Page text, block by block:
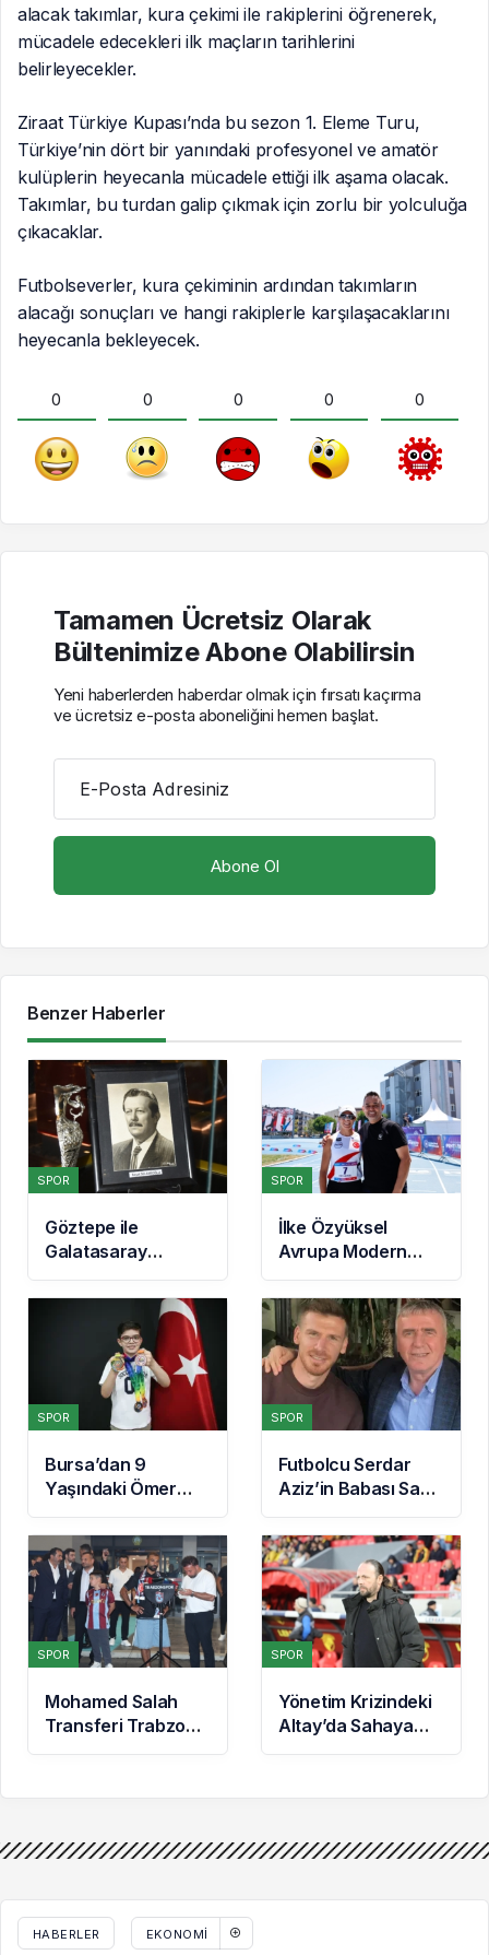
alacak takımlar, kura çekimi ile rakiplerini öğrenerek,
mücadele edecekleri ilk maçların tarihlerini
belirleyecekler.
Ziraat Türkiye Kupası’nda bu sezon 1. Eleme Turu,
Türkiye’nin dört bir yanındaki profesyonel ve amatör
kulüplerin heyecanla mücadele ettiği ilk aşama olacak.
Takımlar, bu turdan galip çıkmak için zorlu bir yolculuğa
çıkacaklar.
Futbolseverler, kura çekiminin ardından takımların
alacağı sonuçları ve hangi rakiplerle karşılaşacaklarını
heyecanla bekleyecek.
0 0 0 0 0
Tamamen Ücretsiz Olarak
Bültenimize Abone Olabilirsin
Yeni haberlerden haberdar olmak için fırsatı kaçırma
ve ücretsiz e-posta aboneliğini hemen başlat.
E-Posta Adresiniz
Benzer Haberler
SPOR
Göztepe ile
Galatasaray
Arasındaki 53 Yıllık
Yarım Kupa
SPOR
İlke Özyüksel
Avrupa Modern
Pentatlon
Şampiyonası’nda
Finale Yükseldi
SPOR
Bursa’dan 9
Yaşındaki Ömer
Asaf’tan
Singapur’da Çifte
Bronz Madalya
SPOR
Futbolcu Serdar
Aziz’in Babası Sadri
Aziz Hayatını
Kaybetti
SPOR
Mohamed Salah
Transferi Trabzon
Yerel Basınında:
Trabzon’da’
SPOR
Yönetim Krizindeki
Altay’da Sahaya
İniş Zamanı: Siyah-
Yapıyor
HABERLER EKONOMI